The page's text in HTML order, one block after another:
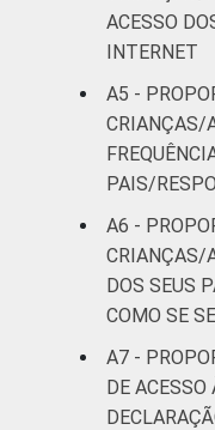
CLASSE
SOCIAL
¹Base: 2
anos.
de 2014 e
ACESSO
INTERNET
A5 -
CRIANÇAS/
PAIS/
A6 -
CRIANÇAS/
DOS SEUS
COMO SE
A7 -
DE ACESSO